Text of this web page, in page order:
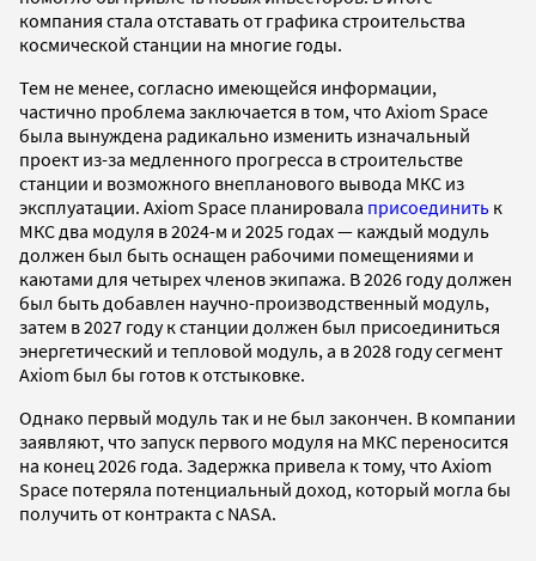
компания стала отставать от графика строительства
космической станции на многие годы.
Тем не менее, согласно имеющейся информации,
частично проблема заключается в том, что Axiom Space
была вынуждена радикально изменить изначальный
проект из-за медленного прогресса в строительстве
станции и возможного внепланового вывода МКС из
эксплуатации. Axiom Space планировала присоединить к
МКС два модуля в 2024-м и 2025 годах — каждый модуль
должен был быть оснащен рабочими помещениями и
каютами для четырех членов экипажа. В 2026 году должен
был быть добавлен научно-производственный модуль,
затем в 2027 году к станции должен был присоединиться
энергетический и тепловой модуль, а в 2028 году сегмент
Axiom был бы готов к отстыковке.
Однако первый модуль так и не был закончен. В компании
заявляют, что запуск первого модуля на МКС переносится
на конец 2026 года. Задержка привела к тому, что Axiom
Space потеряла потенциальный доход, который могла бы
получить от контракта с NASA.